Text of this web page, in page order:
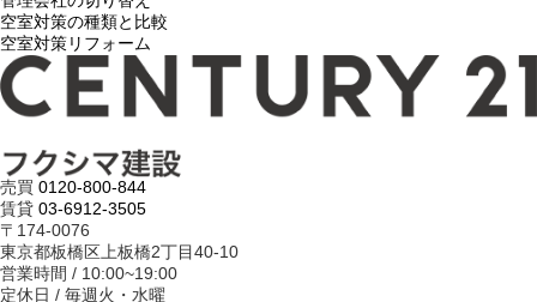
空室対策の種類と比較
空室対策リフォーム
売買 0120-800-844
賃貸 03-6912-3505
〒174-0076
東京都板橋区上板橋2丁目40-10
営業時間 / 10:00~19:00
定休日 / 毎週火・水曜